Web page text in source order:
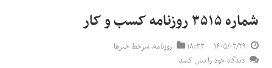
شماره ۳۵۱۵ روزنامه کسب و کار
۱۴۰۵/۰۲/۲۹ ۱۸:۳۳ روزنامه,سرخط خبرها
دیدگاه خود را بیان کنید